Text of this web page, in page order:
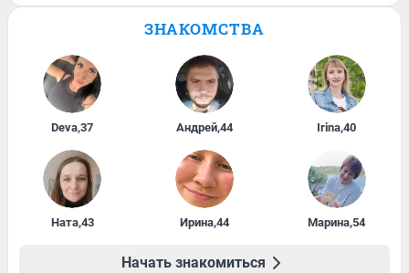
ЗНАКОМСТВА
Deva,37 Андрей,44 Irina,40
Ната,43 Ирина,44 Марина,54
Начать знакомиться